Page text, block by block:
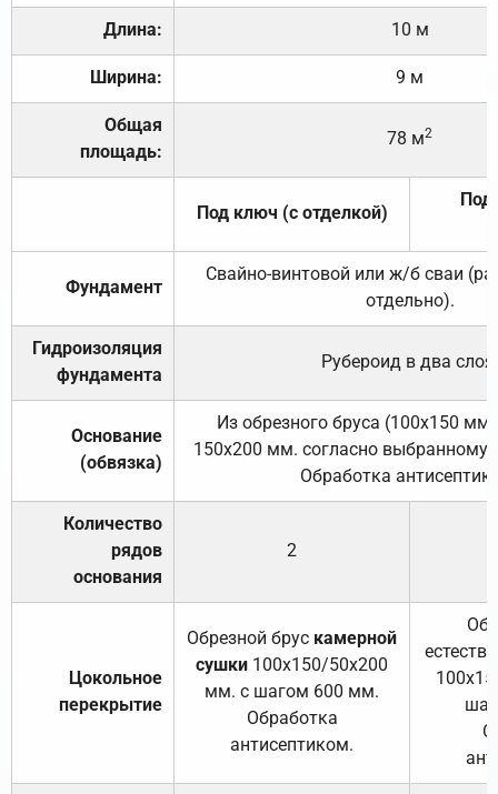
Длина: 10 м
Ширина: 9 м
Общая
площадь:
78 м2
Под ключ (с отделкой)
Под
Фундамент
Свайно-винтовой или ж/б сваи
отдельно).
Гидроизоляция
фундамента
Рубероид в два слоя.
Основание
(обвязка)
Из обрезного бруса (100х150
150х200 мм. согласно выбранному
Обработка
Количество
рядов
основания
2
Цокольное
перекрытие
Обрезной брус камерной
сушки 100х150/50х200
мм. с шагом 600 мм.
Обработка
антисептиком.